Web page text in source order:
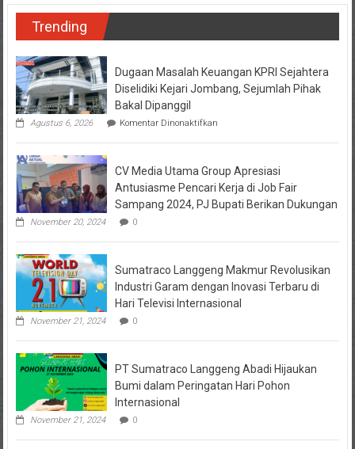
Trending
Dugaan Masalah Keuangan KPRI Sejahtera
Diselidiki Kejari Jombang, Sejumlah Pihak
Bakal Dipanggil
Agustus 6, 2026 Komentar Dinonaktifkanpada
Masalah
KPRI
Sejahtera
Diselidiki
Kejari
Pihak
Dipanggil
CV Media Utama Group Apresiasi
Antusiasme Pencari Kerja di Job Fair
Sampang 2024, PJ Bupati Berikan Dukungan
November 20, 2024 0
Sumatraco Langgeng Makmur Revolusikan
Industri Garam dengan Inovasi Terbaru di
Hari Televisi Internasional
November 21, 2024 0
PT Sumatraco Langgeng Abadi Hijaukan
Bumi dalam Peringatan Hari Pohon
Internasional
November 21, 2024 0